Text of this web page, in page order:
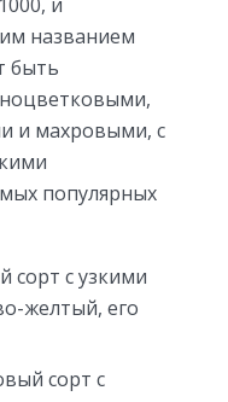
названием
быть
и махровыми, с
популярных
сорт с узкими
желтый, его
сорт с